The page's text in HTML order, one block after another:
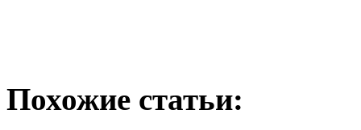
Похожие статьи: